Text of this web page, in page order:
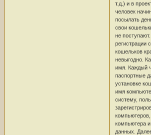
т.д.) и в
человек
посылать
свои
не
регистрации
кошельков
невыгодно.
имя. Каждый
паспортные
установке
имя
систему,
компьютера
данных.